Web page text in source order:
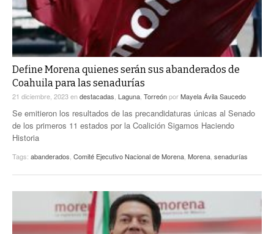
Define Morena quienes serán sus abanderados de
Coahuila para las senadurías
21 diciembre, 2023endestacadas Laguna TorreónporMayela Ávila Saucedo
Se emitieron los resultados de las precandidaturas únicas al Senado
de los primeros 11 estados por la Coalición Sigamos Haciendo
Historia
Tags: abanderados Comité Ejecutivo Nacional de Morena Morena senadurías